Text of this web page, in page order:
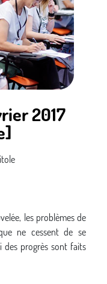
Zone
génération ?[PDF]
comme un audit de
pratiqué par un
du nombre de failles
?
2017
les problèmes de
ne cessent de se
des progrès sont faits
pourtant d’affirmer
attitude un peu plus